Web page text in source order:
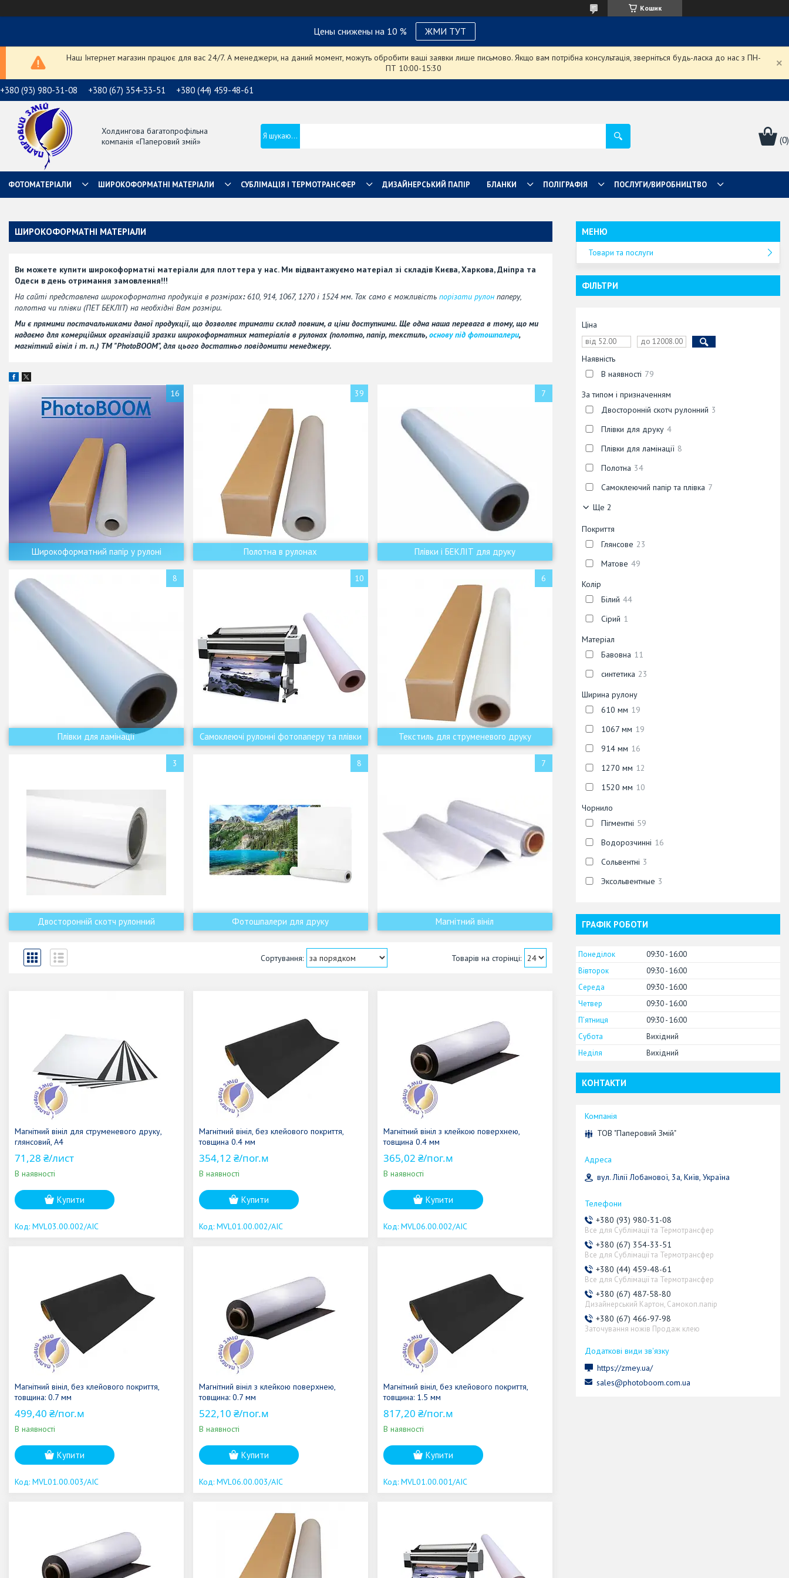
Кошик
Цены снижены на 10 % ЖМИ ТУТ
Наш Інтернет магазин працює для вас 24/7. А менеджери, на даний момент, можуть обробити ваші заявки лише письмово. Якщо вам потрібна консультація, зверніться будь-ласка до нас з ПН-
ПТ 10:00-15:30
+380 (93) 980-31-08 +380 (67) 354-33-51 +380 (44) 459-48-61
Холдингова багатопрофільна
компанія «Паперовий змій»
ФОТОМАТЕРІАЛИ ШИРОКОФОРМАТНІ МАТЕРІАЛИ СУБЛІМАЦІЯ І ТЕРМОТРАНСФЕР ДИЗАЙНЕРСЬКИЙ ПАПІР БЛАНКИ ПОЛІГРАФІЯ ПОСЛУГИ/ВИРОБНИЦТВО
ШИРОКОФОРМАТНІ МАТЕРІАЛИ
Ви можете купити широкоформатні матеріали для плоттера у нас. Ми відвантажуємо матеріал зі складів Києва, Харкова, Дніпра та
Одеси в день отримання замовлення!!!
На сайті представлена широкоформатна продукція в розмірах: 610, 914, 1067, 1270 і 1524 мм. Так само є можливість порізати рулон паперу,
полотна чи плівки (ПЕТ БЕКЛІТ) на необхідні Вам розміри.
Ми є прямими постачальниками даної продукції, що дозволяє тримати склад повним, а ціни доступними. Ще одна наша перевага в тому, що ми
надаємо для комерційних організацій зразки широкоформатних матеріалів в рулонах (полотно, папір, текстиль,основу під фотошпалери,
магнітний вініл і т. п.) ТМ "PhotoBOOM", для цього достатньо повідомити менеджеру.
16
Широкоформатний папір у рулоні
39
Полотна в рулонах
7
Плівки і БЕКЛІТ для друку
8
Плівки для ламінації
10
Самоклеючі рулонні фотопаперу та плівки
6
Текстиль для струменевого друку
3
Двосторонній скотч рулонний
8
Фотошпалери для друку
7
Магнітний вініл
Магнітний вініл для струменевого друку,
глянсовий, А4
71,28 ₴/лист
В наявності
Купити
MVL03.00.002/AIC
Магнітний вініл, без клейового покриття,
товщина 0.4 мм
354,12 ₴/пог.м
В наявності
Купити
MVL01.00.002/AIC
Магнітний вініл з клейкою поверхнею,
товщина 0.4 мм
365,02 ₴/пог.м
В наявності
Купити
MVL06.00.002/AIC
Магнітний вініл, без клейового покриття,
товщина: 0.7 мм
499,40 ₴/пог.м
В наявності
Купити
MVL01.00.003/AIC
Магнітний вініл з клейкою поверхнею,
товщина: 0.7 мм
522,10 ₴/пог.м
В наявності
Купити
MVL06.00.003/AIC
Магнітний вініл, без клейового покриття,
товщина: 1.5 мм
817,20 ₴/пог.м
В наявності
Купити
MVL01.00.001/AIC
Товари та послуги
ФІЛЬТРИ
Ціна
Наявність
В наявності 79
За типом і призначенням
Двосторонній скотч рулонний 3
Плівки для друку 4
Плівки для ламінації 8
Полотна 34
Самоклеючий папір та плівка 7
Ще 2
Покриття
Глянсове 23
Матове 49
Колір
Білий 44
Сірий 1
Матеріал
Бавовна 11
синтетика 23
Ширина рулону
610 мм 19
1067 мм 19
914 мм 16
1270 мм 12
1520 мм 10
Чорнило
Пігментні 59
Водорозчинні 16
Сольвентні 3
Эксольвентные 3
ГРАФІК РОБОТИ
Понеділок 09:30 16:00
Вівторок
09:30 16:00
Середа
09:30 16:00
Четвер
09:30 16:00
Пʼятниця
09:30 16:00
Субота
Вихідний
Неділя
Вихідний
КОНТАКТИ
ТОВ "Паперовий Змій"
вул. Лілії Лобанової, 3а, Київ, Україна
+380 (93) 980-31-08
Все для Сублімації та Термотрансфер
+380 (67) 354-33-51
Все для Сублімації та Термотрансфер
+380 (44) 459-48-61
Все для Сублімації та Термотрансфер
+380 (67) 487-58-80
Дизайнерський Картон, Самокоп.папір
+380 (67) 466-97-98
Заточування ножів Продаж клею
https://zmey.ua/
sales@photoboom.com.ua